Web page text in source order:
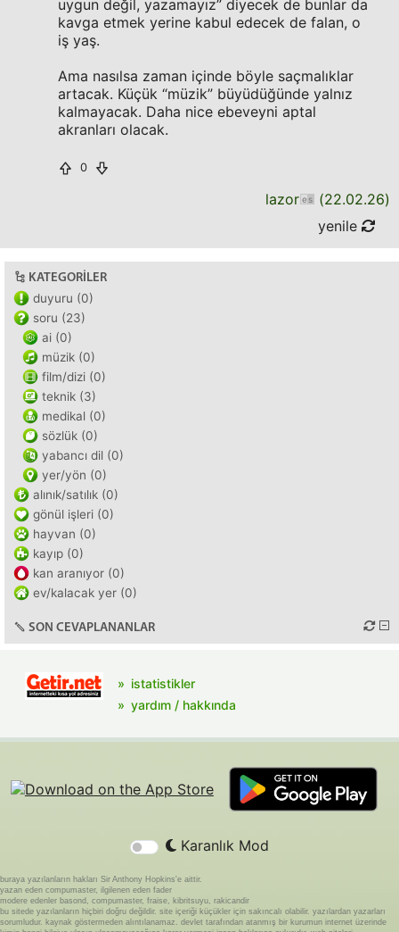
uygun değil, yazamayız” diyecek de bunlar da
kavga etmek yerine kabul edecek de falan, o
iş yaş.
Ama nasılsa zaman içinde böyle saçmalıklar
artacak. Küçük “müzik” büyüdüğünde yalnız
kalmayacak. Daha nice ebeveyni aptal
akranları olacak.
0
lazor (22.02.26)
yenile
KATEGORILER
duyuru (0)
soru (23)
ai (0)
müzik (0)
film/dizi (0)
teknik (3)
medikal (0)
sözlük (0)
yabancı dil (0)
yer/yön (0)
alınık/satılık (0)
gönül işleri (0)
hayvan (0)
kayıp (0)
kan aranıyor (0)
ev/kalacak yer (0)
SON CEVAPLANANLAR
istatistikler
yardım / hakkında
Karanlık Mod
buraya yazılanların hakları Sir Anthony Hopkins'e aittir.
yazan eden compumaster, ilgilenen eden fader
modere edenler basond, compumaster, fraise, kibritsuyu, rakicandir
bu sitede yazılanların hiçbiri doğru değildir. site içeriği küçükler için sakıncalı olabilir. yazılardan yazarları
sorumludur. kaynak göstermeden alıntılanamaz. devlet tarafından atanmış bir kurumun internet üzerinde